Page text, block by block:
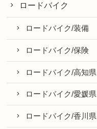
ロードバイク
ロードバイク/装備
ロードバイク/保険
ロードバイク/高知県
ロードバイク/愛媛県
ロードバイク/香川県